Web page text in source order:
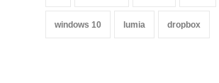
windows 10 lumia dropbox